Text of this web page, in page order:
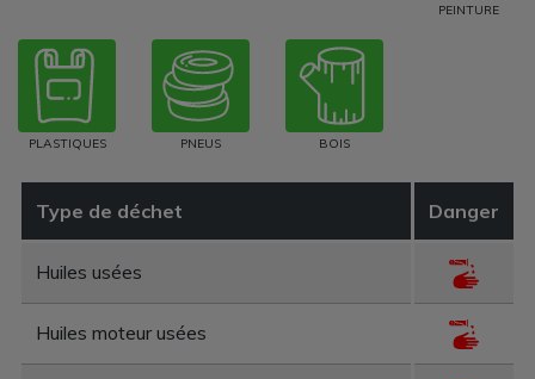
PEINTURE
PLASTIQUES PNEUS BOIS
Type de déchet Danger
Huiles usées
Huiles moteur usées